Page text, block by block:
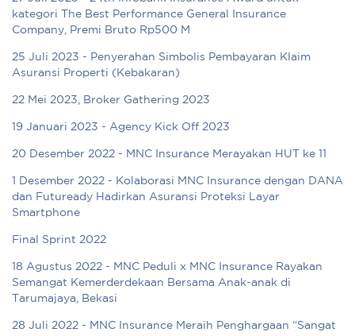
kategori The Best Performance General Insurance
Company, Premi Bruto Rp500 M
25 Juli 2023 - Penyerahan Simbolis Pembayaran Klaim
Asuransi Properti (Kebakaran)
22 Mei 2023, Broker Gathering 2023
19 Januari 2023 - Agency Kick Off 2023
20 Desember 2022 - MNC Insurance Merayakan HUT ke 11
1 Desember 2022 - Kolaborasi MNC Insurance dengan DANA
dan Futuready Hadirkan Asuransi Proteksi Layar
Smartphone
Final Sprint 2022
18 Agustus 2022 - MNC Peduli x MNC Insurance Rayakan
Semangat Kemerderdekaan Bersama Anak-anak di
Tarumajaya, Bekasi
28 Juli 2022 - MNC Insurance Meraih Penghargaan “Sangat